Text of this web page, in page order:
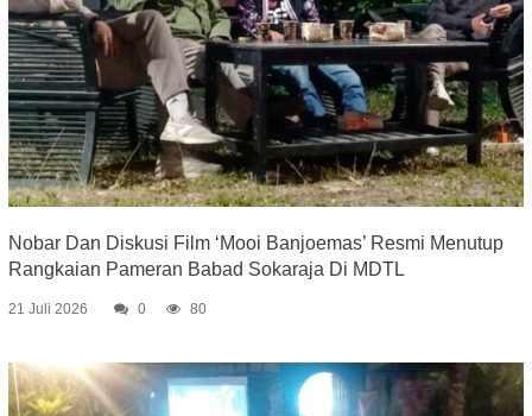
Nobar Dan Diskusi Film ‘Mooi Banjoemas’ Resmi Menutup
Rangkaian Pameran Babad Sokaraja Di MDTL
21 Juli 2026 0 80